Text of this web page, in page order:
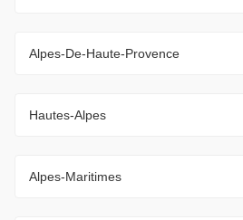
Alpes-De-Haute-Provence
Hautes-Alpes
Alpes-Maritimes